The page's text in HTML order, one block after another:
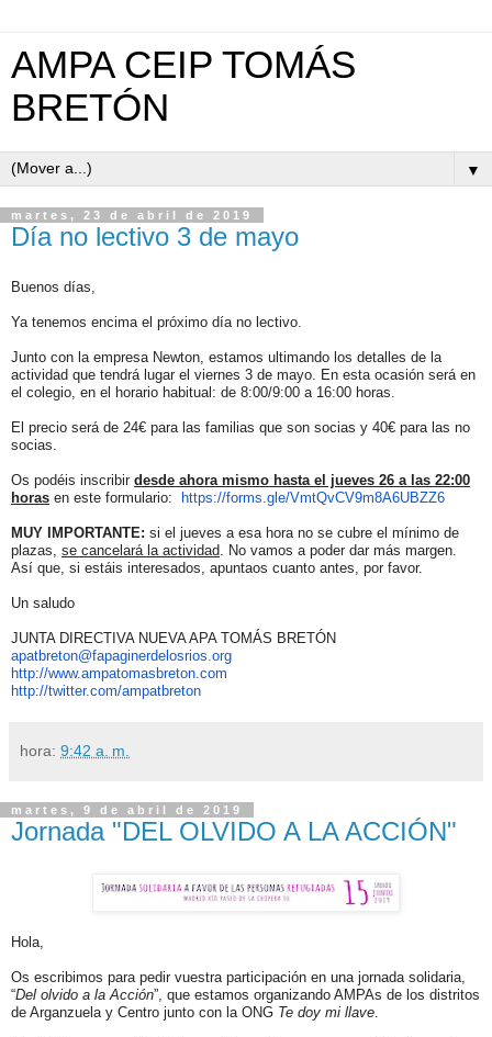
AMPA CEIP TOMÁS
BRETÓN
▼
martes, 23 de abril de 2019
Día no lectivo 3 de mayo
Buenos días,
Ya tenemos encima el próximo día no lectivo.
Junto con la empresa Newton, estamos ultimando los detalles de la
actividad que tendrá lugar el viernes 3 de mayo. En esta ocasión será en
el colegio, en el horario habitual: de 8:00/9:00 a 16:00 horas.
El precio será de 24€ para las familias que son socias y 40€ para las no
socias.
Os podéis inscribir desde ahora mismo hasta el jueves 26 a las 22:00
horas en este formulario: https://forms.gle/VmtQvCV9m8A6UBZZ6
MUY IMPORTANTE: si el jueves a esa hora no se cubre el mínimo de
plazas, se cancelará la actividad . No vamos a poder dar más margen.
Así que, si estáis interesados, apuntaos cuanto antes, por favor.
Un saludo
JUNTA DIRECTIVA NUEVA APA TOMÁS BRETÓN
apatbreton@fapaginerdelosrios. org
http://www.ampatomasbreton.com
http://twitter.com/ampatbreton
hora: 9:42 a. m.
martes, 9 de abril de 2019
Jornada "DEL OLVIDO A LA ACCIÓN"
Hola,
Os escribimos para pedir vuestra participación en una jornada solidaria,
“Del olvido a la Acción”, que estamos organizando AMPAs de los distritos
de Arganzuela y Centro junto con la ONG Te doy mi llave